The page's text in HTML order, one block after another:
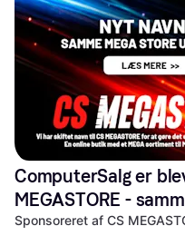
ComputerSalg er
MEGASTORE -
endnu tydeligere
Sponsoreret af CS